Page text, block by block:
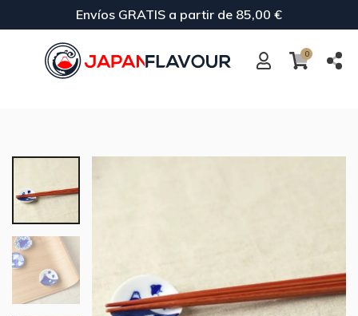
Envíos GRATIS a partir de 85,00 €
0